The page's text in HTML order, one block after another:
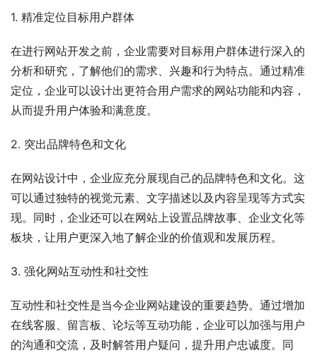
1. 精准定位目标用户群体
在进行网站开发之前，企业需要对目标用户群体进行深入的
分析和研究，了解他们的需求、兴趣和行为特点。通过精准
定位，企业可以设计出更符合用户需求的网站功能和内容，
从而提升用户体验和满意度。
2. 突出品牌特色和文化
在网站设计中，企业应充分展现自己的品牌特色和文化。这
可以通过独特的视觉元素、文字描述以及内容呈现等方式实
现。同时，企业还可以在网站上设置品牌故事、企业文化等
板块，让用户更深入地了解企业的价值观和发展历程。
3. 强化网站互动性和社交性
互动性和社交性是当今企业网站建设的重要趋势。通过增加
在线客服、留言板、论坛等互动功能，企业可以加强与用户
的沟通和交流，及时解答用户疑问，提升用户忠诚度。同